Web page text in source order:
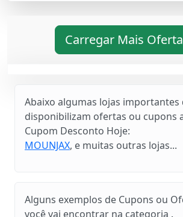
Carregar Mais
Abaixo algumas lojas importantes
disponibilizam ofertas ou cupons
Cupom Desconto Hoje:
MOUNJAX, e muitas outras lojas...
Alguns exemplos de Cupons ou
você vai encontrar na categoria .